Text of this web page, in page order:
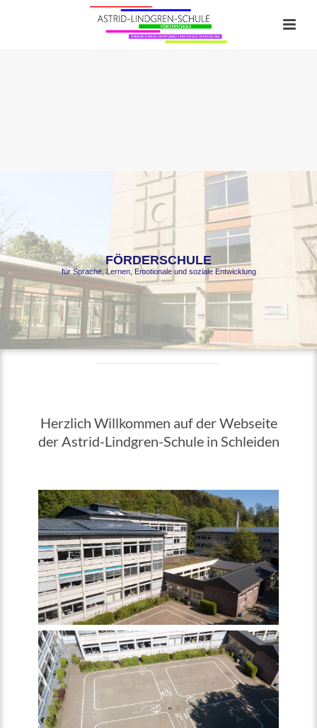
FÖRDERSCHULE
für Sprache, Lernen, Emotionale und soziale Entwicklung
Herzlich Willkommen auf der Webseite
der Astrid-Lindgren-Schule in Schleiden